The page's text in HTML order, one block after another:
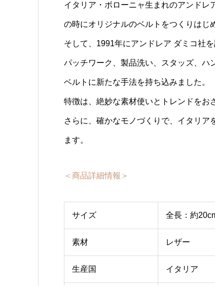
イタリア・ボローニャ生まれのアンドレ
の時にオリジナルのベルトをつくりはじ
そして、1991年にアンドレア ダミコ社を
パッチワーク、製品洗い、スタッズ、ハ
ベルトに新たな手法を持ち込みました。
特徴は、絶妙な素材使いとトレンドをお
さらに、確かなモノづくりで、イタリ
ます。
＜商品詳細情報＞
サイズ 全長：約
素材 レザー
生産国 イタリア